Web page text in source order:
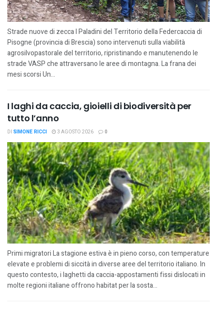
Strade nuove di zecca I Paladini del Territorio della Federcaccia di
Pisogne (provincia di Brescia) sono intervenuti sulla viabilità
agrosilvopastorale del territorio, ripristinando e manutenendo le
strade VASP che attraversano le aree di montagna. La frana dei
mesi scorsi Un...
I laghi da caccia, gioielli di biodiversità per
tutto l’anno
DI SIMONE RICCI 3 AGOSTO 2026 0
Primi migratori La stagione estiva è in pieno corso, con temperature
elevate e problemi di siccità in diverse aree del territorio italiano. In
questo contesto, i laghetti da caccia-appostamenti fissi dislocati in
molte regioni italiane offrono habitat per la sosta...